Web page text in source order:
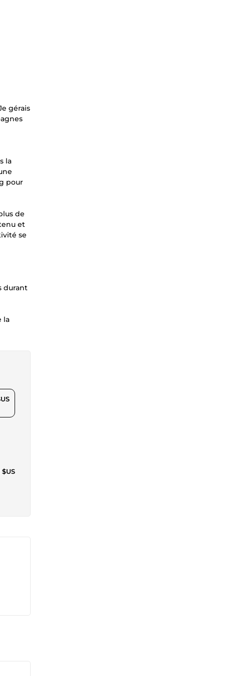
gérais
la
pour
de
et
se
durant
la
$US